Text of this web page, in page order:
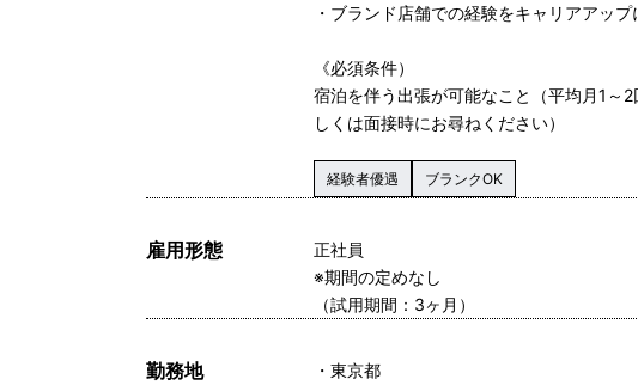
・ブランド店舗での経験をキャリアアッ
《必須条件）
宿泊を伴う出張が可能なこと（平均月1～
しくは面接時にお尋ねください）
経験者優遇 ブランクOK
雇用形態
正社員
※期間の定めなし
（試用期間：3ヶ月）
勤務地 東京都